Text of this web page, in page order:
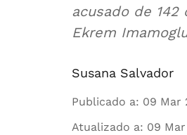
acusado de 142 crimes num caso que a oposição diz ter motivos políticos.
Ekrem
Susana Salvador
Publicado a: 09 Mar
Atualizado a: 09